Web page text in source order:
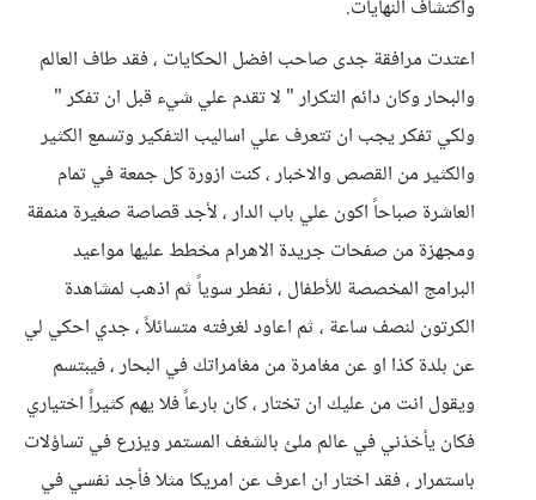
واكتشاف النهايات.
اعتدت مرافقة جدى صاحب افضل الحكايات ، فقد طاف العالم
والبحار وكان دائم التكرار " لا تقدم علي شيء قبل ان تفكر "
ولكي تفكر يجب ان تتعرف علي اساليب التفكير وتسمع الكثير
والكثير من القصص والاخبار ، كنت ازورة كل جمعة في تمام
العاشرة صباحاً اكون علي باب الدار ، لأجد قصاصة صغيرة منمقة
ومجهزة من صفحات جريدة الاهرام مخطط عليها مواعيد
البرامج المخصصة للأطفال ، نفطر سوياً ثم اذهب لمشاهدة
الكرتون لنصف ساعة ، ثم اعاود لغرفته متسائلاً ، جدي احكي لي
عن بلدة كذا او عن مغامرة من مغامراتك في البحار ، فيبتسم
ويقول انت من عليك ان تختار ، كان بارعاً فلا يهم كثيراًِ اختياري
فكان يأخذني في عالم ملئ بالشغف المستمر ويزرع في تساؤلات
باستمرار ، فقد اختار ان اعرف عن امريكا مثلا فأجد نفسي في